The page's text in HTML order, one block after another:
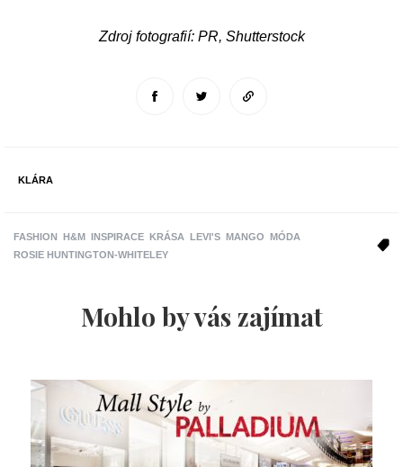
Zdroj fotografií: PR, Shutterstock
KLÁRA
FASHION H&M INSPIRACE KRÁSA LEVI'S MANGO MÓDA
ROSIE HUNTINGTON-WHITELEY
Mohlo by vás zajímat